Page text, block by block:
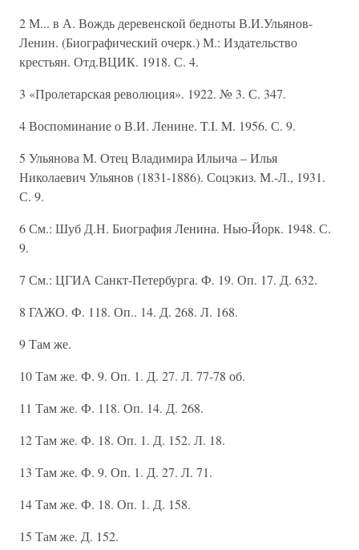
2 М... в А. Вождь деревенской бедноты В.И.Ульянов-
Ленин. (Биографический очерк.) М.: Издательство
крестьян. Отд.ВЦИК. 1918. С. 4.
3 «Пролетарская революция». 1922. № 3. С. 347.
4 Воспоминание о В.И. Ленине. T.I. M. 1956. С. 9.
5 Ульянова М. Отец Владимира Ильича – Илья
Николаевич Ульянов (1831-1886). Соцэкиз. М.-Л., 1931.
С. 9.
6 См.: Шуб Д.Н. Биография Ленина. Нью-Йорк. 1948. С.
9.
7 См.: ЦГИА Санкт-Петербурга. Ф. 19. Оп. 17. Д. 632.
8 ГАЖО. Ф. 118. Оп.. 14. Д. 268. Л. 168.
9 Там же.
10 Там же. Ф. 9. Оп. 1. Д. 27. Л. 77-78 об.
11 Там же. Ф. 118. Оп. 14. Д. 268.
12 Там же. Ф. 18. Оп. 1. Д. 152. Л. 18.
13 Там же. Ф. 9. Оп. 1. Д. 27. Л. 71.
14 Там же. Ф. 18. Оп. 1. Д. 158.
15 Там же. Д. 152.